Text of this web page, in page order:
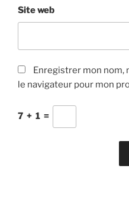
Site web
Enregistrer mon nom,
le navigateur pour mon
7 + 1 =